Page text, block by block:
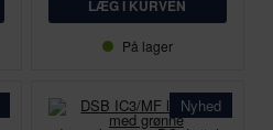
På lager
Nyhed